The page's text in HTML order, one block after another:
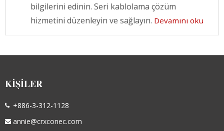
bilgilerini edinin. Seri kablolama çözüm
hizmetini düzenleyin ve sağlayın. Devamını oku
KIŞILER
+886-3-312-1128
annie@crxconec.com